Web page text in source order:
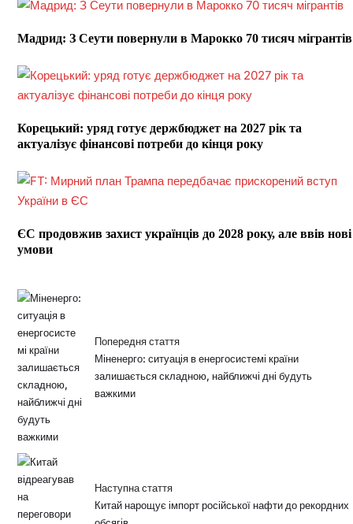
Мадрид: З Сеути повернули в Марокко 70 тисяч мігрантів
Корецький: уряд готує держбюджет на 2027 рік та
актуалізує фінансові потреби до кінця року
ЄС продовжив захист українців до 2028 року, але ввів нові
умови
Попередня стаття
Міненерго: ситуація в енергосистемі країни
залишається складною, найближчі дні будуть
важкими
Наступна стаття
Китай нарощує імпорт російської нафти до рекордних